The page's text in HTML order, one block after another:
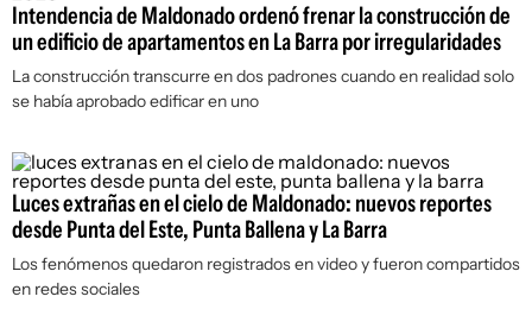
Intendencia de Maldonado ordenó frenar la construcción de
un edificio de apartamentos en La Barra por irregularidades
La construcción transcurre en dos padrones cuando en realidad solo
se había aprobado edificar en uno
Luces extrañas en el cielo de Maldonado: nuevos reportes
desde Punta del Este, Punta Ballena y La Barra
Los fenómenos quedaron registrados en video y fueron compartidos
en redes sociales